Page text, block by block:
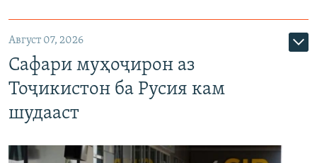
Август 07, 2026
Сафари муҳоҷирон аз
Тоҷикистон ба Русия кам
шудааст